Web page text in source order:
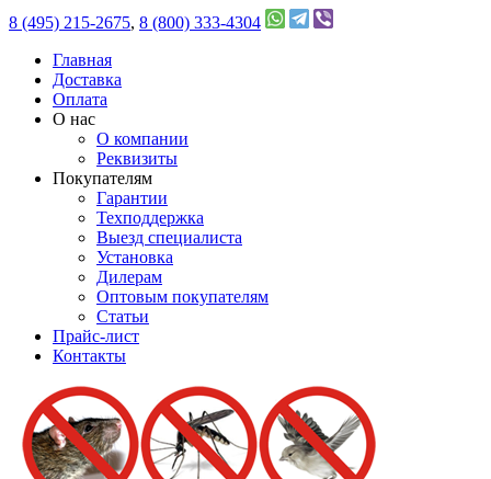
8 (495) 215-2675, 8 (800) 333-4304
Главная
Доставка
Оплата
О нас
О компании
Реквизиты
Покупателям
Гарантии
Техподдержка
Выезд специалиста
Установка
Дилерам
Оптовым покупателям
Статьи
Прайс-лист
Контакты